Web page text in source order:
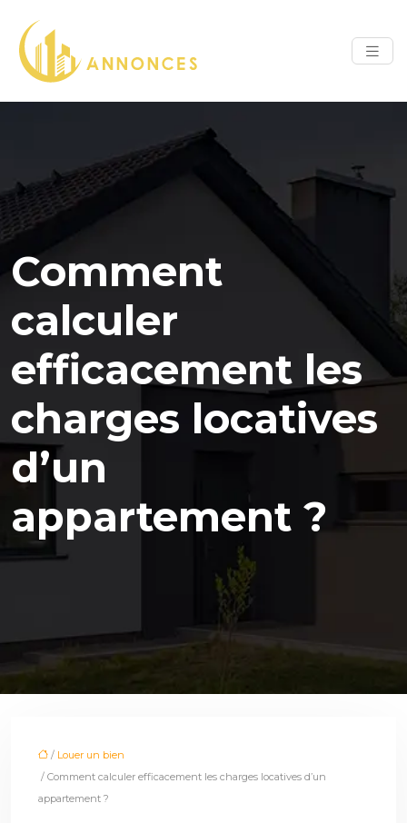
Comment
calculer
efficacement les
charges locatives
d’un
appartement ?
/ Louer un bien
/ Comment calculer efficacement les charges locatives d’un
appartement ?